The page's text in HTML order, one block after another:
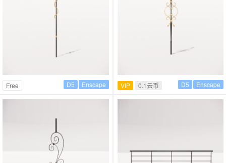
Free Enscape
D5 VIP 0.1云币 Enscape
D5